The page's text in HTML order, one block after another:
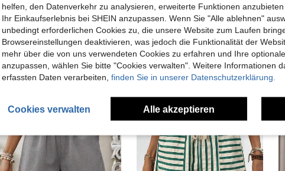
SHEIN LUNE Damen einfarbige plissierte Taschen Loose Lässig Shorts
CHF9,99
Breezaya
-4% SHEIN Holidaya Damen Sommer Neue Baumwolle Leinen Lässig Kordelzug Umgeschlagener Saum Shorts, mit Baumwolle Leinen strukturiertem Gewebe, kombiniert mit elastischem Taillenzug Design und umgeschlagenem Saum Details, für einen entspannten aber stilvollen Look, geeignet für tägliche Ausflüge, Urlaub oder leichte Lässig Anlässe, ein vielseitiges Teil in der Kategorie Lässig Kordelzug Shorts, elegante Hose in Khaki Farbe und weite Schlankheits Hosen.
CHF11,99 CHF12,49
helfen, den Datenverkehr zu analysieren, erweiterte Funktionen
Ihr Einkaufserlebnis bei SHEIN anzupassen. Wenn Sie "Alle ablehnen"
unbedingt erforderlichen Cookies zu, die unsere Website zum Laufen
Browsereinstellungen deaktivieren, was jedoch die Funktionalität der
mehr über die von uns verwendeten Cookies zu erfahren und Ihre
anzupassen, wählen Sie bitte "Cookies verwalten". Weitere Informationen
erfassten Daten verarbeiten, finden Sie in unserer Datenschutzerklärung.
Cookies verwalten Alle akzeptieren